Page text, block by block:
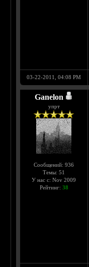
03-22-2011, 04:08 PM
Ganelon
упрт
Сообщений: 936
Темы: 51
У нас с: Nov 2009
Рейтинг: 38